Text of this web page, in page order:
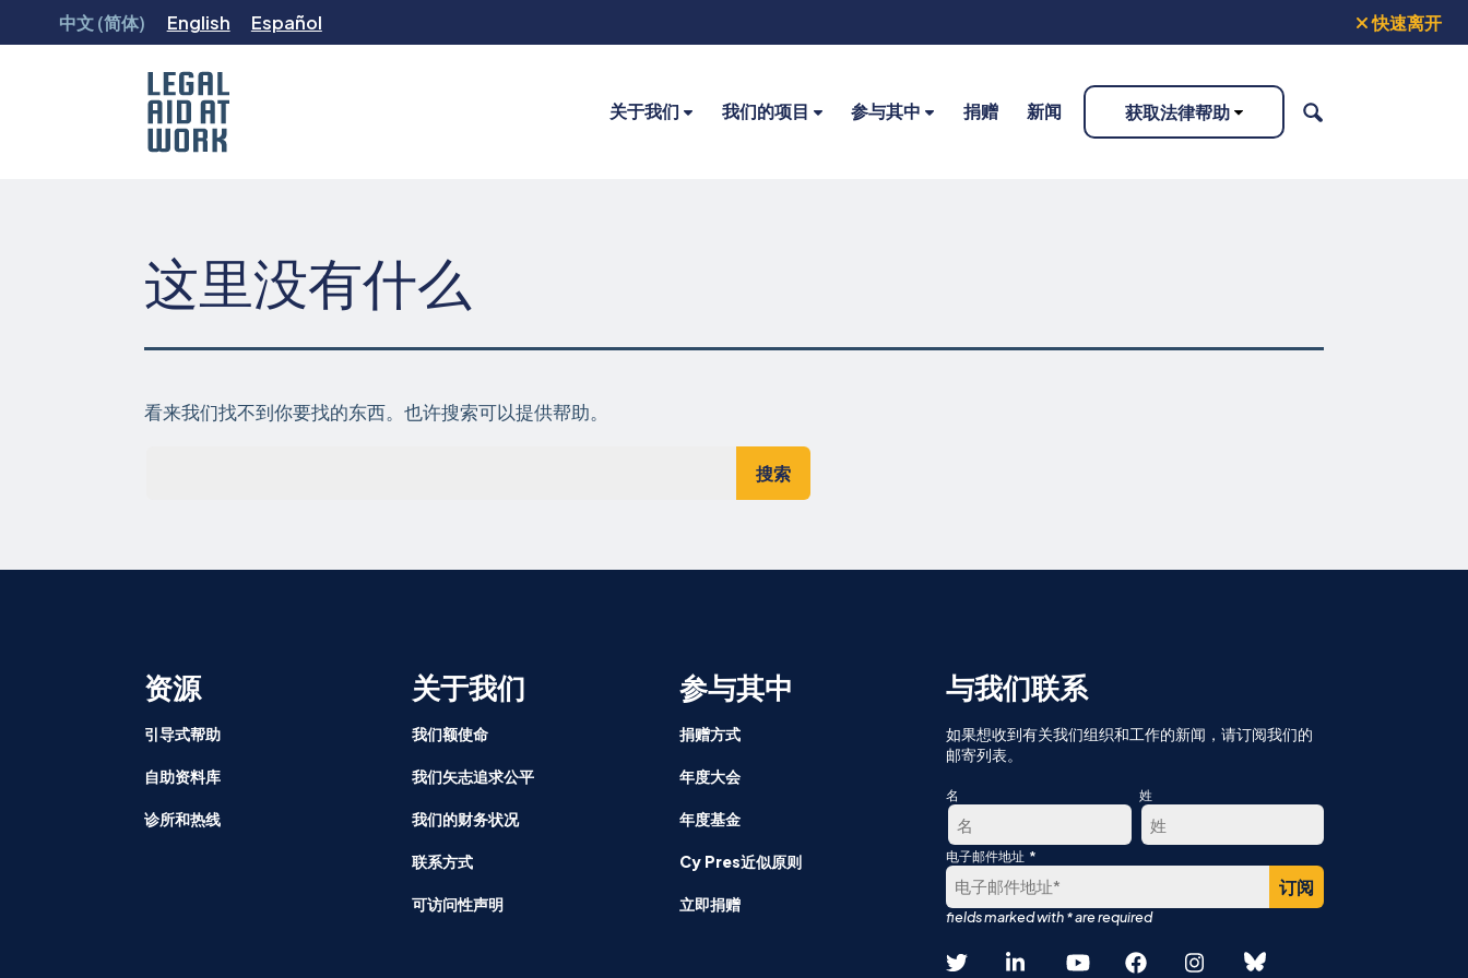
中文 (简体) English Español 快速离开
关于我们 我们的项目 参与其中 捐赠 新闻 获取法律帮助
搜
这里没有什么
看来我们找不到你要找的东西。也许搜索可以提供帮助。
资源
引导式帮助
自助资料库
诊所和热线
关于我们
我们额使命
我们矢志追求公平
我们的财务状况
联系方式
可访问性声明
参与其中
捐赠方式
年度大会
年度基金
Cy Pres近似原则
立即捐赠
与我们联系
如果想收到有关我们组织和工作的新闻，请订阅我们的
邮寄列表。
名
第
一
姓
最
电子邮件地址 *